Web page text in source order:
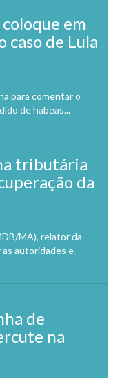
coloque em
caso de Lula
para comentar o
de habeas...
tributária
da
MA), relator da
autoridades e,
de
na